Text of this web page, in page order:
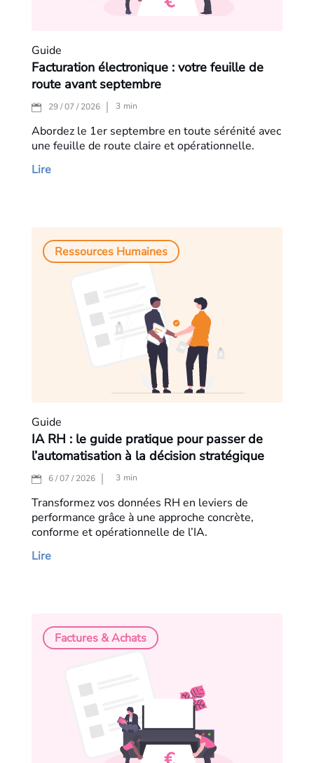
Guide
Facturation électronique : votre feuille de
route avant septembre
29 / 07 / 2026 3 min
Abordez le 1er septembre en toute sérénité avec
une feuille de route claire et opérationnelle.
Lire
Ressources Humaines
Guide
IA RH : le guide pratique pour passer de
l’automatisation à la décision stratégique
6 / 07 / 2026 3 min
Transformez vos données RH en leviers de
performance grâce à une approche concrète,
conforme et opérationnelle de l’IA.
Lire
Factures & Achats